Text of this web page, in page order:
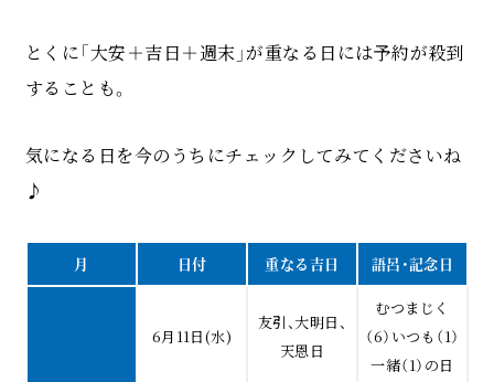
とくに「大安＋吉日＋週末」が重なる日には予約が殺到
することも。
気になる日を今のうちにチェックしてみてくださいね
♪
月 日付 重なる吉日 語呂・記念日
6月11日(水)
友引、大明日、
天恩日
むつまじく
（6）いつも（1）
一緒（1）の日